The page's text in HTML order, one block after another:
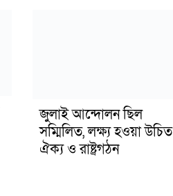
জুলাই আন্দোলন ছিল
সম্মিলিত, লক্ষ্য হওয়া উচিত
ঐক্য ও রাষ্ট্রগঠন